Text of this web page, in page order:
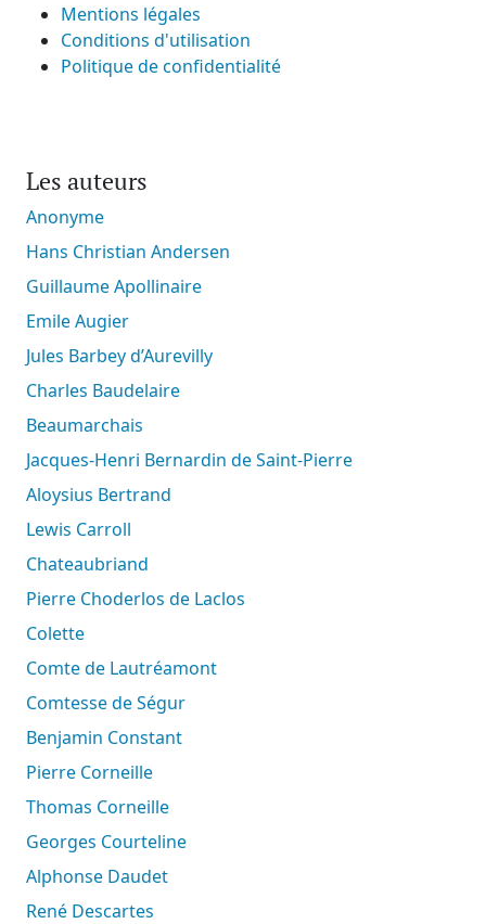
Mentions légales
Conditions d'utilisation
Politique de confidentialité
Les auteurs
Anonyme
Hans Christian Andersen
Guillaume Apollinaire
Emile Augier
Jules Barbey d’Aurevilly
Charles Baudelaire
Beaumarchais
Jacques-Henri Bernardin de Saint-Pierre
Aloysius Bertrand
Lewis Carroll
Chateaubriand
Pierre Choderlos de Laclos
Colette
Comte de Lautréamont
Comtesse de Ségur
Benjamin Constant
Pierre Corneille
Thomas Corneille
Georges Courteline
Alphonse Daudet
René Descartes